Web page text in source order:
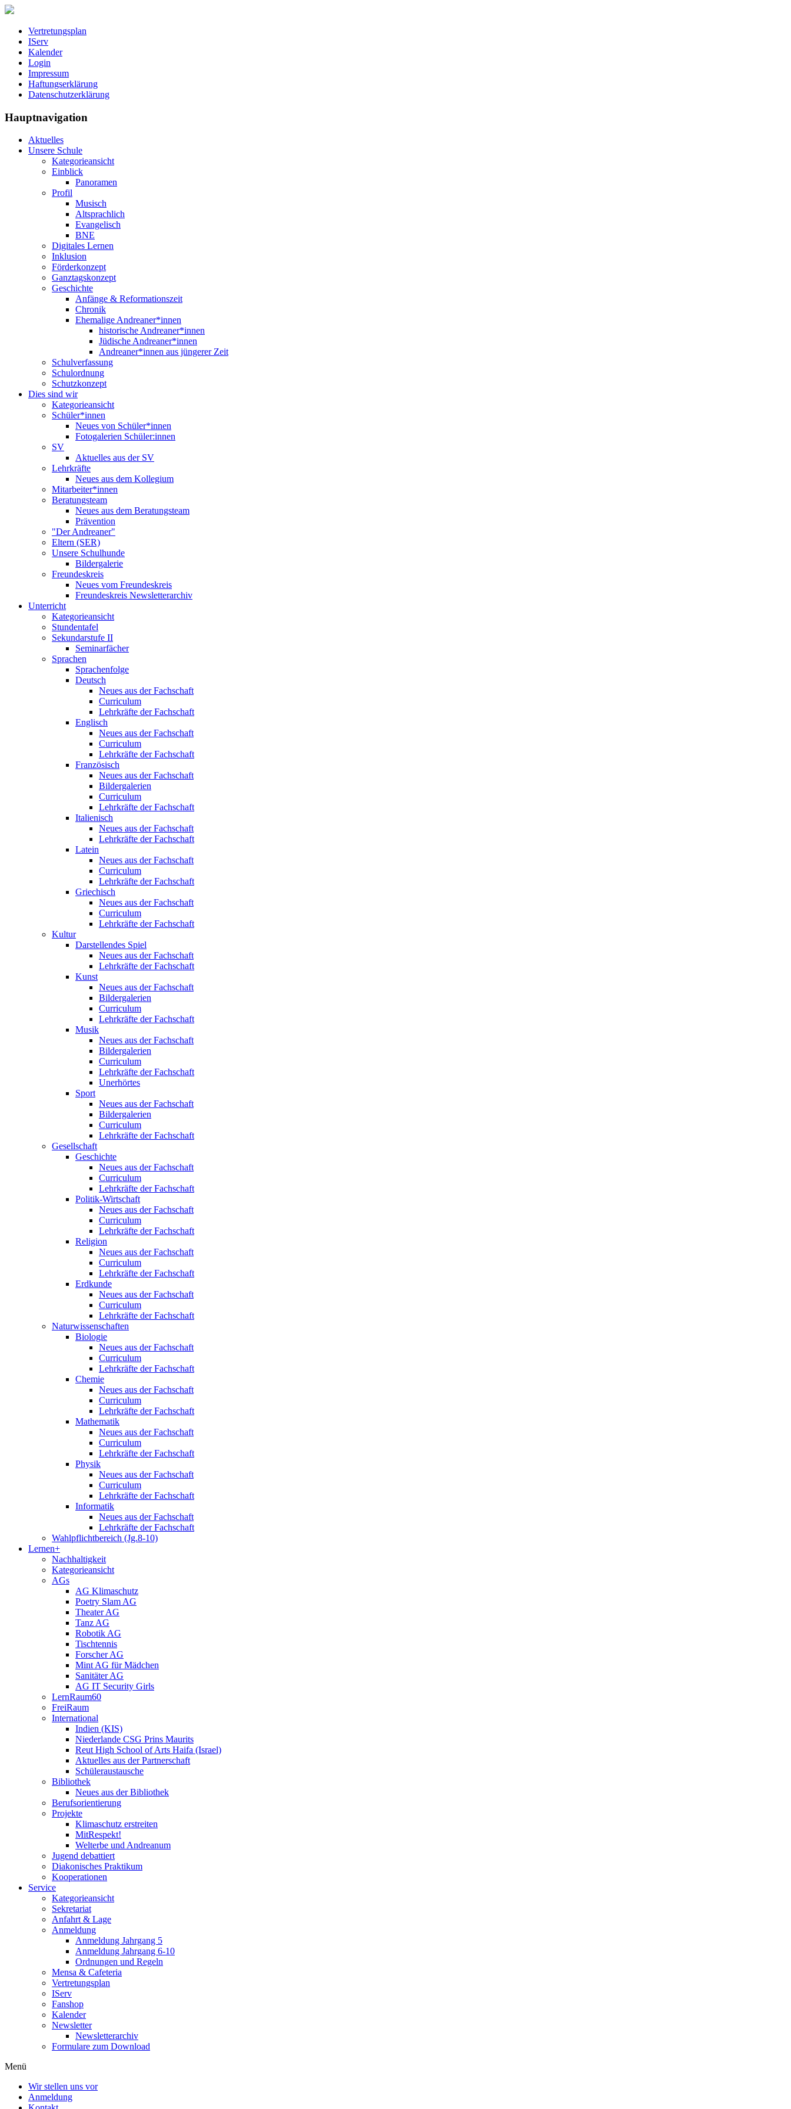
Vertretungsplan
IServ
Kalender
Login
Impressum
Haftungserklärung
Datenschutzerklärung
Hauptnavigation
Aktuelles
Unsere Schule
Kategorieansicht
Einblick
Panoramen
Profil
Musisch
Altsprachlich
Evangelisch
BNE
Digitales Lernen
Inklusion
Förderkonzept
Ganztagskonzept
Geschichte
Anfänge & Reformationszeit
Chronik
Ehemalige Andreaner*innen
historische Andreaner*innen
Jüdische Andreaner*innen
Andreaner*innen aus jüngerer Zeit
Schulverfassung
Schulordnung
Schutzkonzept
Dies sind wir
Kategorieansicht
Schüler*innen
Neues von Schüler*innen
Fotogalerien Schüler:innen
SV
Aktuelles aus der SV
Lehrkräfte
Neues aus dem Kollegium
Mitarbeiter*innen
Beratungsteam
Neues aus dem Beratungsteam
Prävention
"Der Andreaner"
Eltern (SER)
Unsere Schulhunde
Bildergalerie
Freundeskreis
Neues vom Freundeskreis
Freundeskreis Newsletterarchiv
Unterricht
Kategorieansicht
Stundentafel
Sekundarstufe II
Seminarfächer
Sprachen
Sprachenfolge
Deutsch
Neues aus der Fachschaft
Curriculum
Lehrkräfte der Fachschaft
Englisch
Neues aus der Fachschaft
Curriculum
Lehrkräfte der Fachschaft
Französisch
Neues aus der Fachschaft
Bildergalerien
Curriculum
Lehrkräfte der Fachschaft
Italienisch
Neues aus der Fachschaft
Lehrkräfte der Fachschaft
Latein
Neues aus der Fachschaft
Curriculum
Lehrkräfte der Fachschaft
Griechisch
Neues aus der Fachschaft
Curriculum
Lehrkräfte der Fachschaft
Kultur
Darstellendes Spiel
Neues aus der Fachschaft
Lehrkräfte der Fachschaft
Kunst
Neues aus der Fachschaft
Bildergalerien
Curriculum
Lehrkräfte der Fachschaft
Musik
Neues aus der Fachschaft
Bildergalerien
Curriculum
Lehrkräfte der Fachschaft
Unerhörtes
Sport
Neues aus der Fachschaft
Bildergalerien
Curriculum
Lehrkräfte der Fachschaft
Gesellschaft
Geschichte
Neues aus der Fachschaft
Curriculum
Lehrkräfte der Fachschaft
Politik-Wirtschaft
Neues aus der Fachschaft
Curriculum
Lehrkräfte der Fachschaft
Religion
Neues aus der Fachschaft
Curriculum
Lehrkräfte der Fachschaft
Erdkunde
Neues aus der Fachschaft
Curriculum
Lehrkräfte der Fachschaft
Naturwissenschaften
Biologie
Neues aus der Fachschaft
Curriculum
Lehrkräfte der Fachschaft
Chemie
Neues aus der Fachschaft
Curriculum
Lehrkräfte der Fachschaft
Mathematik
Neues aus der Fachschaft
Curriculum
Lehrkräfte der Fachschaft
Physik
Neues aus der Fachschaft
Curriculum
Lehrkräfte der Fachschaft
Informatik
Neues aus der Fachschaft
Lehrkräfte der Fachschaft
Wahlpflichtbereich (Jg.8-10)
Lernen+
Nachhaltigkeit
Kategorieansicht
AGs
AG Klimaschutz
Poetry Slam AG
Theater AG
Tanz AG
Robotik AG
Tischtennis
Forscher AG
Mint AG für Mädchen
Sanitäter AG
AG IT Security Girls
LernRaum60
FreiRaum
International
Indien (KIS)
Niederlande CSG Prins Maurits
Reut High School of Arts Haifa (Israel)
Aktuelles aus der Partnerschaft
Schüleraustausche
Bibliothek
Neues aus der Bibliothek
Berufsorientierung
Projekte
Klimaschutz erstreiten
MitRespekt!
Welterbe und Andreanum
Jugend debattiert
Diakonisches Praktikum
Kooperationen
Service
Kategorieansicht
Sekretariat
Anfahrt & Lage
Anmeldung
Anmeldung Jahrgang 5
Anmeldung Jahrgang 6-10
Ordnungen und Regeln
Mensa & Cafeteria
Vertretungsplan
IServ
Fanshop
Kalender
Newsletter
Newsletterarchiv
Formulare zum Download
Menü
Wir stellen uns vor
Anmeldung